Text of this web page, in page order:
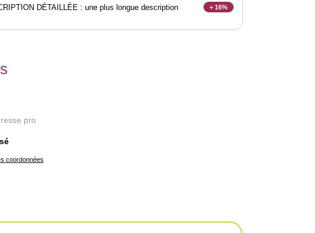
DÉTAILLÉE : une plus longue description + 16%
pro
coordonnées